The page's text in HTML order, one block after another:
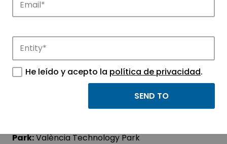
Discover the companies that drive
Agroturn Research
Park:València Technology Park
He leído y acepto la política de privacidad.